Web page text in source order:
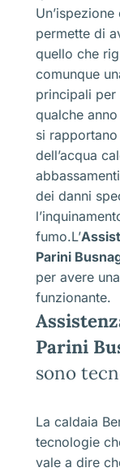
permette di
quello che
comunque
principali
qualche
si
dell’acqua
dei danni
fumo.L’
Parini
per avere
funzionante.
Parini
sono
La caldaia
tecnologie
vale a dire